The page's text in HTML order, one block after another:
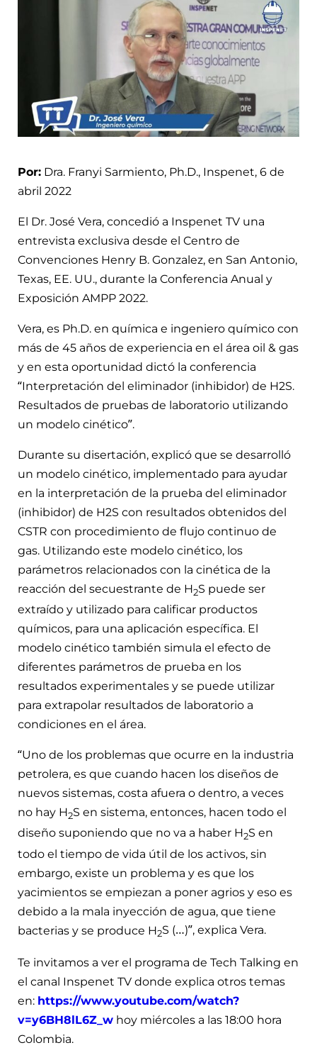
Por: Dra. Franyi Sarmiento, Ph.D., Inspenet, 6 de
abril 2022
El Dr. José Vera, concedió a Inspenet TV una
entrevista exclusiva desde el Centro de
Convenciones Henry B. Gonzalez, en San Antonio,
Texas, EE. UU., durante la Conferencia Anual y
Exposición AMPP 2022.
Vera, es Ph.D. en química e ingeniero químico con
más de 45 años de experiencia en el área oil & gas
y en esta oportunidad dictó la conferencia
“Interpretación del eliminador (inhibidor) de H2S.
Resultados de pruebas de laboratorio utilizando
un modelo cinético”.
Durante su disertación, explicó que se desarrolló
un modelo cinético, implementado para ayudar
en la interpretación de la prueba del eliminador
(inhibidor) de H2S con resultados obtenidos del
CSTR con procedimiento de flujo continuo de
gas. Utilizando este modelo cinético, los
parámetros relacionados con la cinética de la
reacción del secuestrante de H2S puede ser
extraído y utilizado para calificar productos
químicos, para una aplicación específica. El
modelo cinético también simula el efecto de
diferentes parámetros de prueba en los
resultados experimentales y se puede utilizar
para extrapolar resultados de laboratorio a
condiciones en el área.
“Uno de los problemas que ocurre en la industria
petrolera, es que cuando hacen los diseños de
nuevos sistemas, costa afuera o dentro, a veces
no hay H2S en sistema, entonces, hacen todo el
diseño suponiendo que no va a haber H2S en
todo el tiempo de vida útil de los activos, sin
embargo, existe un problema y es que los
yacimientos se empiezan a poner agrios y eso es
debido a la mala inyección de agua, que tiene
bacterias y se produce H2S (…)”, explica Vera.
Te invitamos a ver el programa de Tech Talking en
el canal Inspenet TV donde explica otros temas
en: https://www.youtube.com/watch?
v=y6BH8lL6Z_w hoy miércoles a las 18:00 hora
Colombia.